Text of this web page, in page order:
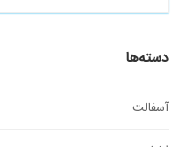
دسته‌ها
آسفالت